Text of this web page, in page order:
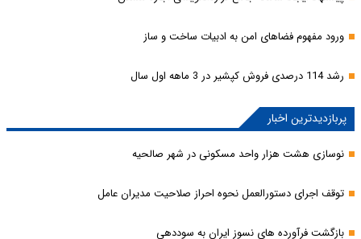
ورود مفهوم فضاهای امن به ادبیات ساخت و ساز
رشد 114 درصدی فروش کپشیر در 3 ماهه اول سال
پربازدیدترین اخبار
نوسازی هشت هزار واحد مسکونی در شهر صالحیه
توقف اجرای دستورالعمل نحوه احراز صلاحیت مدیران عامل
بازگشت فرآورده های نسوز ایران به سوددهی